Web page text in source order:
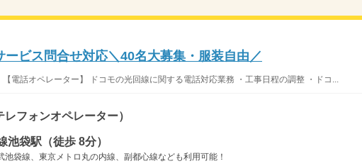
ビス問合せ対応＼40名大募集・服装自由／
電話オペレーター】 ドコモの光回線に関する電話対応業務 ・工事日程の調整 ・ドコ...
フォンオペレーター）
池袋駅（徒歩 8分）
池袋線、東京メトロ丸の内線、副都心線なども利用可能！